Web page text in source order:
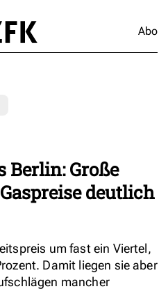
Abo
Berlin: Große
deutlich
um fast ein Viertel,
Damit liegen sie aber
mancher